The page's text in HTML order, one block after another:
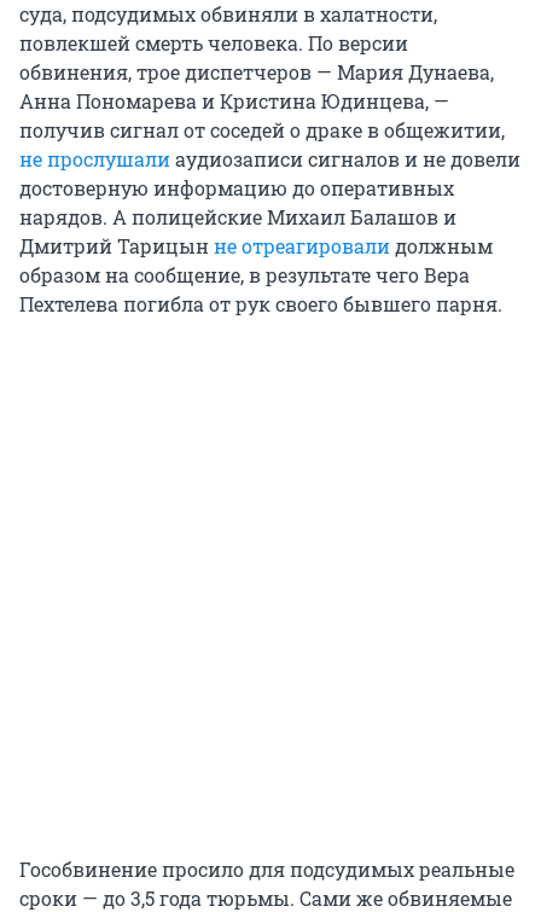
суда, подсудимых обвиняли в халатности,
повлекшей смерть человека. По версии
обвинения, трое диспетчеров — Мария Дунаева,
Анна Пономарева и Кристина Юдинцева, —
получив сигнал от соседей о драке в общежитии,
не прослушалиаудиозаписи сигналов и не довели
достоверную информацию до оперативных
нарядов. А полицейские Михаил Балашов и
Дмитрий Тарицынне отреагировалидолжным
образом на сообщение, в результате чего Вера
Пехтелева погибла от рук своего бывшего парня.
Гособвинение просило для подсудимых реальные
сроки — до 3,5 года тюрьмы. Сами же обвиняемые